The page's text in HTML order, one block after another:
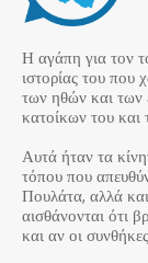
Η αγάπη για τον
ιστορίας του που
των ηθών και των
κατοίκων του
Αυτά ήταν τα
τόπου που
Πουλάτα, αλλά
αισθάνονται ότι
και αν οι